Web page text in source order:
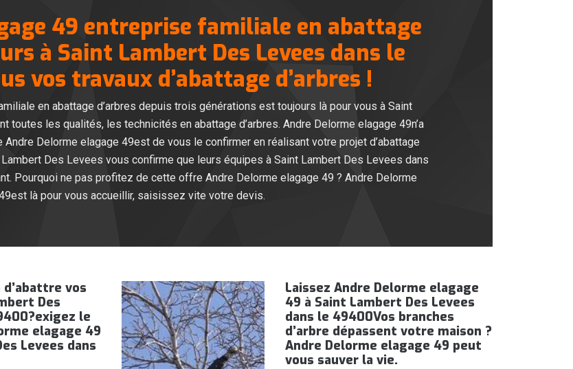
49 entreprise familiale en abattage
à Saint Lambert Des Levees dans le
vos travaux d’abattage d’arbres !
en abattage d’arbres depuis trois générations est toujours là pour vous à Saint
toutes les qualités, les technicités en abattage d’arbres. Andre Delorme elagage 49n’a
Delorme elagage 49est de vous le confirmer en réalisant votre projet d’abattage
Des Levees vous confirme que leurs équipes à Saint Lambert Des Levees dans
Pourquoi ne pas profitez de cette offre Andre Delorme elagage 49 ? Andre Delorme
là pour vous accueillir, saisissez vite votre devis.
vos
Des
le
elagage 49
Levees dans
Laissez Andre Delorme elagage
49 à Saint Lambert Des Levees
dans le 49400Vos branches
d’arbre dépassent votre maison ?
Andre Delorme elagage 49 peut
vous sauver la vie.